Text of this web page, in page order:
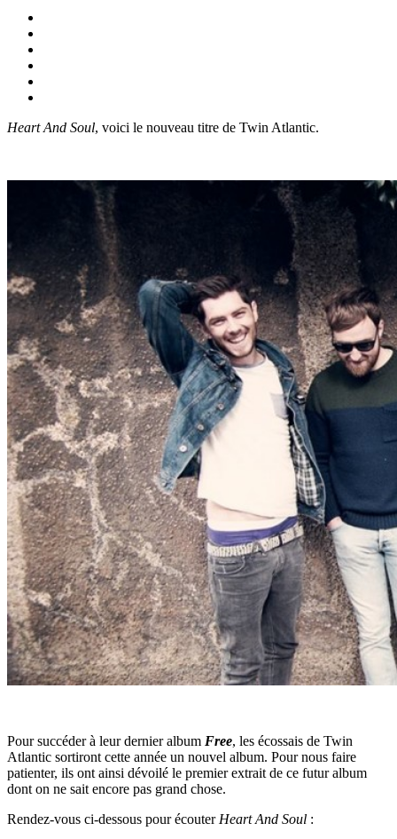
Heart And Soul, voici le nouveau titre de Twin Atlantic.
Pour succéder à leur dernier album Free, les écossais de Twin
Atlantic sortiront cette année un nouvel album. Pour nous faire
patienter, ils ont ainsi dévoilé le premier extrait de ce futur album
dont on ne sait encore pas grand chose.
Rendez-vous ci-dessous pour écouter Heart And Soul :